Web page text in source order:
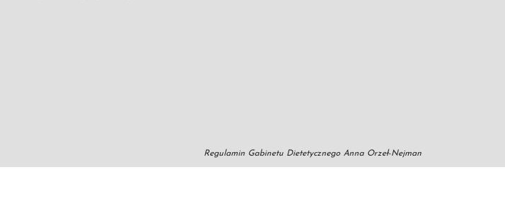
Regulamin Gabinetu Dietetycznego Anna Orzeł-Nejman